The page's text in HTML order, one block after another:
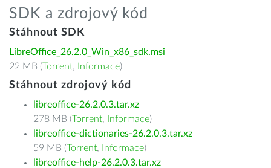
SDK a zdrojový kód
Stáhnout SDK
LibreOffice_26.2.0_Win_x86_sdk.msi
22 MB (Torrent, Informace)
Stáhnout zdrojový kód
libreoffice-26.2.0.3.tar.xz
278 MB (Torrent, Informace)
libreoffice-dictionaries-26.2.0.3.tar.xz
59 MB (Torrent, Informace)
libreoffice-help-26.2.0.3.tar.xz